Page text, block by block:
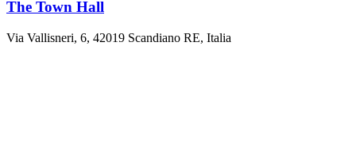
The Town Hall
Via Vallisneri, 6, 42019 Scandiano RE, Italia